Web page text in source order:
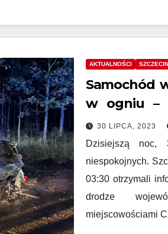
AKTUALNOŚCI
Samochód
w ogniu –
strażaków
30 LIPCA, 2023
Dzisiejszą
niespokojnych.
03:30 otrzymali
drodze
miejscowościami